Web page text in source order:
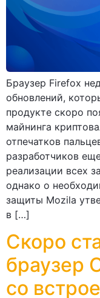
Браузер Firefox
обновлений,
продукте скоро
майнинга
отпечатков
разработчиков
реализации всех
однако о
защиты Mozila
в […]
Скоро
браузер
со